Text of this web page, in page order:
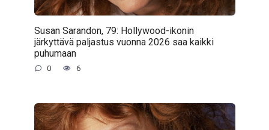
Susan Sarandon, 79: Hollywood-ikonin
järkyttävä paljastus vuonna 2026 saa kaikki
puhumaan
0 6